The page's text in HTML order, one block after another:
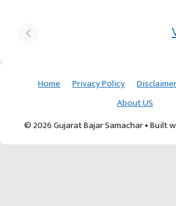
ખેડૂતની કમાલ આચાર્ય
Home Privacy Policy Disclaimer
About US
© 2026 Gujarat Bajar Samachar• Built